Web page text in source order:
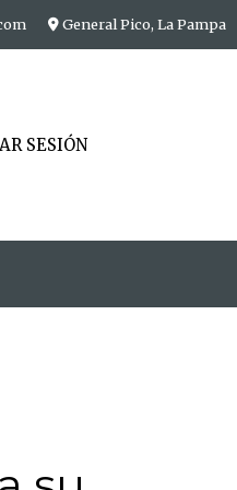
General Pico, La Pampa
SESIÓN